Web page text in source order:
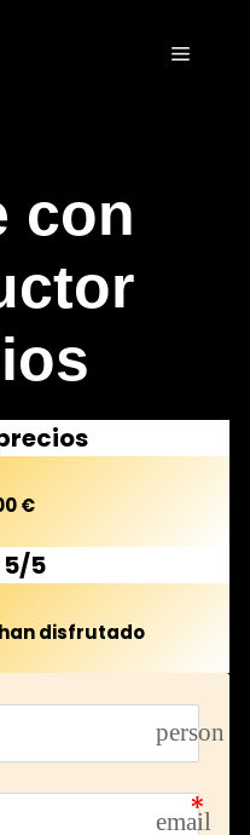
MENÚ
con
€
5/5
disfrutado
person
email